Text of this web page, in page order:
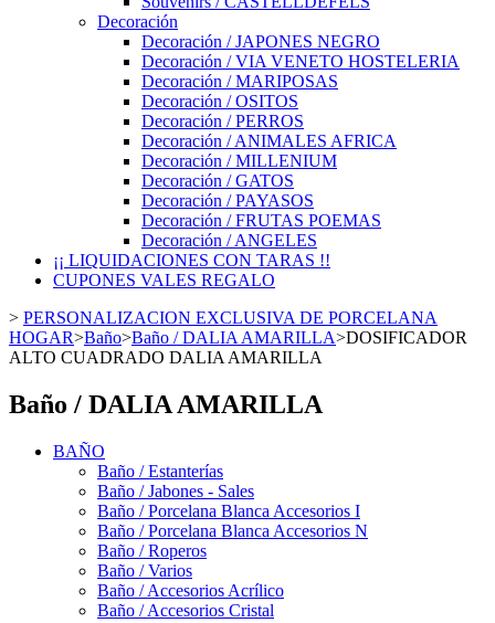
Decoración
Decoración / JAPONES NEGRO
Decoración / VIA VENETO HOSTELERIA
Decoración / MARIPOSAS
Decoración / OSITOS
Decoración / PERROS
Decoración / ANIMALES AFRICA
Decoración / MILLENIUM
Decoración / GATOS
Decoración / PAYASOS
Decoración / FRUTAS POEMAS
Decoración / ANGELES
¡¡ LIQUIDACIONES CON TARAS !!
CUPONES VALES REGALO
> PERSONALIZACION EXCLUSIVA DE PORCELANA
HOGAR>Baño>Baño / DALIA AMARILLA>DOSIFICADOR
ALTO CUADRADO DALIA AMARILLA
Baño / DALIA AMARILLA
BAÑO
Baño / Estanterías
Baño / Jabones - Sales
Baño / Porcelana Blanca Accesorios I
Baño / Porcelana Blanca Accesorios N
Baño / Roperos
Baño / Varios
Baño / Accesorios Acrílico
Baño / Accesorios Cristal